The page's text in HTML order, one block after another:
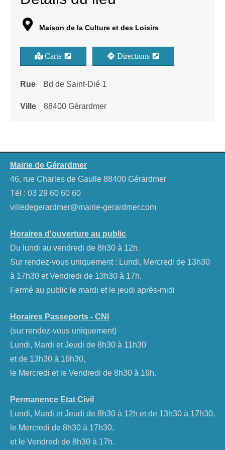
Maison de la Culture et des Loisirs
Carte Directions
Rue Bd de Saint-Dié 1
Ville 88400 Gérardmer
Mairie de Gérardmer
46, rue Charles de Gaulle 88400 Gérardmer
Tél : 03 29 60 60 60
villedegerardmer@mairie-gerardmer.com
Horaires d'ouverture au public
Du lundi au vendredi de 8h30 à 12h.
Sur rendez-vous uniquement : Lundi, Mercredi de 13h30
à 17h30 et Vendredi de 13h30 à 17h.
Fermé au public le mardi et le jeudi après-midi
Horaires Passeports - CNI
(sur rendez-vous uniquement)
Lundi, Mardi et Jeudi de 8h30 à 11h30
et de 13h30 à 16h30,
le Mercredi et le Vendredi de 8h30 à 16h.
Permanence Etat Civil
Lundi, Mardi et Jeudi de 8h30 à 12h et de 13h30 à 17h30,
le Mercredi de 8h30 à 17h30,
et le Vendredi de 8h30 à 17h.